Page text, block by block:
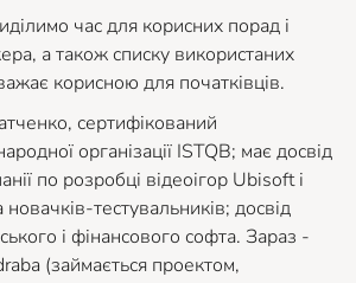
час для корисних порад і
а також списку використаних
корисною для початківців.
сертифікований
організації ISTQB; має досвід
по розробці відеоігор Ubisoft і
тестувальників; досвід
і фінансового софта. Зараз -
(займається проектом,